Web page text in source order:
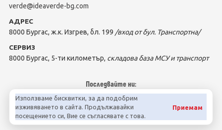
Използваме бисквитки, за да подобрим
изживяването в сайта. Продължавайки
посещението си, Вие се съгласявате с това.
Приемам
verde@ideaverde-bg.com
АДРЕС
8000 Бургас, ж.к. Изгрев, бл. 199 /вход от бул. Транспортна/
СЕРВИЗ
8000 Бургас, 5-ти километър, складова база МСУ и транспорт
Последвайте ни: